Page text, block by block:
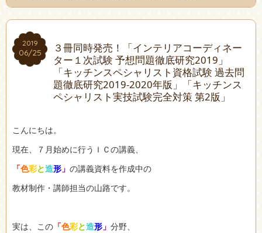
2019
06/25
2019
06/25
３冊同時発売！「インテリアコーディネー
ター１次試験 予想問題徹底研究2019」
「キッチンスペシャリスト資格試験 過去問
題徹底研究2019-2020年版」「キッチンス
ペシャリスト実技試験完全対策 第2版」
こんにちは。
現在、７月始めに行うＩＣの講義、
「色彩と造形 」 の講義資料を作成中の
教材制作・講師担当の山路です。
実は、この 「色彩と造形 」 分野、